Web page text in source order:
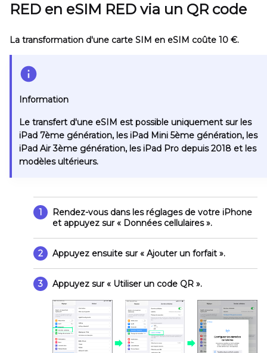
RED en eSIM RED via un QR code
La transformation d'une carte SIM en eSIM coûte 10 €.
Information
Le transfert d'une eSIM est possible uniquement sur les
iPad 7ème génération, les iPad Mini 5ème génération, les
iPad Air 3ème génération, les iPad Pro depuis 2018 et les
modèles ultérieurs.
1
Rendez-vous dans les réglages de votre iPhone
et appuyez sur« Données cellulaires ».
2 Appuyez ensuite sur« Ajouter un forfait ».
3 Appuyez sur« Utiliser un code QR ».